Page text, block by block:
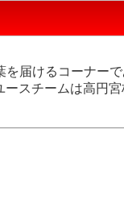
届けるコーナーで
スチームは高円